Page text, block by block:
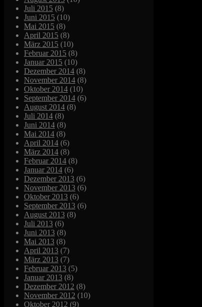
Juli 2015 (8)
Juni 2015 (10)
Mai 2015 (8)
April 2015 (8)
März 2015 (10)
Februar 2015 (8)
Januar 2015 (10)
Dezember 2014 (8)
November 2014 (8)
Oktober 2014 (10)
September 2014 (6)
August 2014 (8)
Juli 2014 (8)
Juni 2014 (8)
Mai 2014 (8)
April 2014 (6)
März 2014 (8)
Februar 2014 (8)
Januar 2014 (6)
Dezember 2013 (6)
November 2013 (6)
Oktober 2013 (6)
September 2013 (6)
August 2013 (8)
Juli 2013 (6)
Juni 2013 (8)
Mai 2013 (8)
April 2013 (7)
März 2013 (7)
Februar 2013 (5)
Januar 2013 (8)
Dezember 2012 (8)
November 2012 (10)
Oktober 2012 (9)